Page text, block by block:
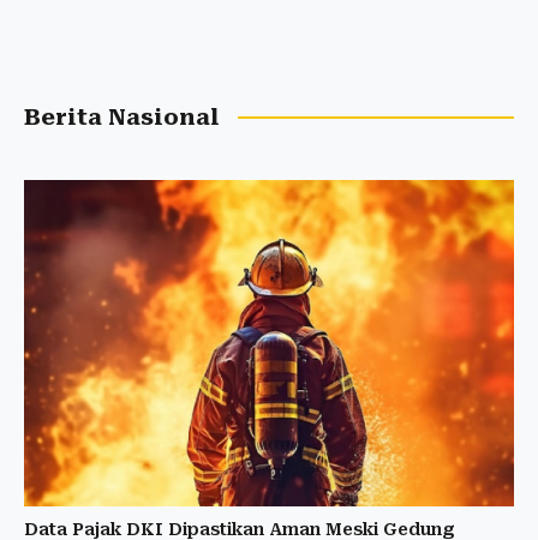
Berita Nasional
Data Pajak DKI Dipastikan Aman Meski Gedung